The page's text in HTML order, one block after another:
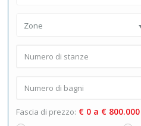
Zone
Fascia di prezzo: € 0 a € 800.000